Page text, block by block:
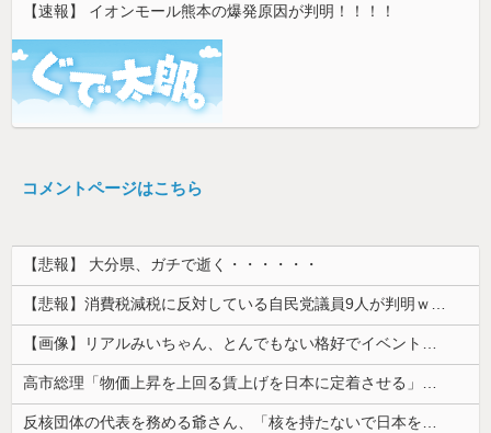
【速報】 イオンモール熊本の爆発原因が判明！！！！
コメントページはこちら
【悲報】 大分県、ガチで逝く・・・・・・
【悲報】消費税減税に反対している自民党議員9人が判明ｗｗｗｗｗｗ
【画像】リアルみいちゃん、とんでもない格好でイベント出演するwwwwwwwwww
高市総理「物価上昇を上回る賃上げを日本に定着させる」⇒ 国家公務員月給3.51％増へ
反核団体の代表を務める爺さん、「核を持たないで日本を守れますか」と中学生に詰問された結果……